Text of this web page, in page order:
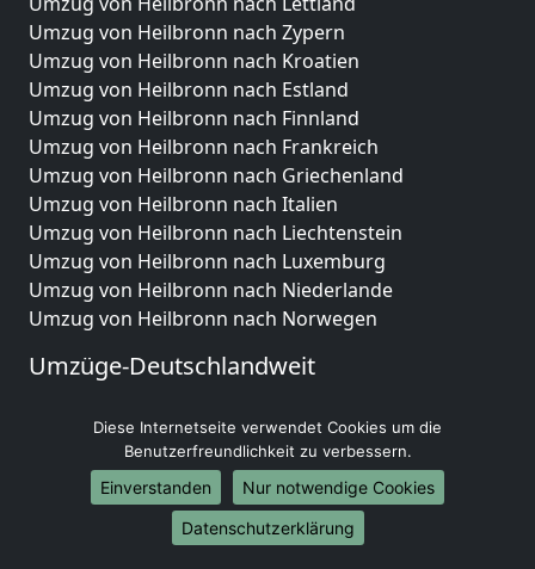
Umzug von Heilbronn nach Zypern
Umzug von Heilbronn nach Kroatien
Umzug von Heilbronn nach Estland
Umzug von Heilbronn nach Finnland
Umzug von Heilbronn nach Frankreich
Umzug von Heilbronn nach Griechenland
Umzug von Heilbronn nach Italien
Umzug von Heilbronn nach Liechtenstein
Umzug von Heilbronn nach Luxemburg
Umzug von Heilbronn nach Niederlande
Umzug von Heilbronn nach Norwegen
Umzüge-Deutschlandweit
Umzug von Heilbronn nach Hamburg
Umzug von Heilbronn nach München
Umzug von Heilbronn nach Köln
Umzug von Heilbronn nach Frankfurt am Main
Umzug von Heilbronn nach Stuttgart
Diese Internetseite verwendet Cookies um die
Benutzerfreundlichkeit zu verbessern.
Einverstanden
Nur notwendige Cookies
Datenschutzerklärung